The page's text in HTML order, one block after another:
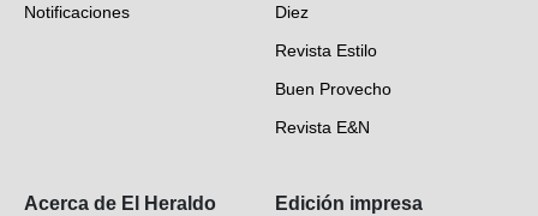
Videos
Notificaciones
Diez
Revista Estilo
Buen Provecho
Revista E&N
Acerca de El Heraldo Edición impresa